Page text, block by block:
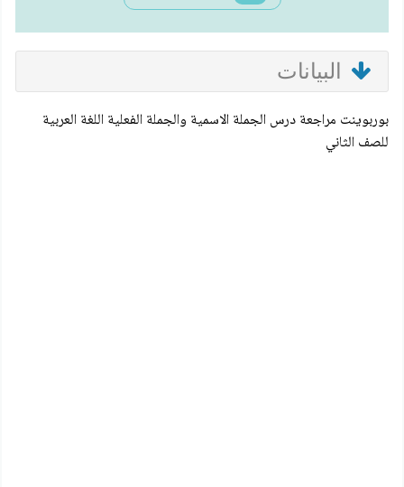
البيانات
بوربوينت مراجعة درس الجملة الاسمية والجملة الفعلية اللغة العربية
للصف الثاني